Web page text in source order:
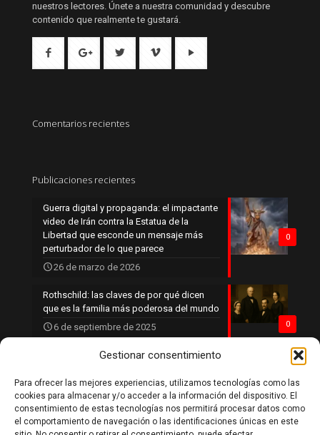
Gestionar consentimiento
Para ofrecer las mejores experiencias, utilizamos tecnologías como las
cookies para almacenar y/o acceder a la información del dispositivo. El
consentimiento de estas tecnologías nos permitirá procesar datos como
el comportamiento de navegación o las identificaciones únicas en este
nuestros lectores. Únete a nuestra comunidad y descubre
contenido que realmente te gustará.
Comentarios recientes
Publicaciones recientes
0
Guerra digital y propaganda: el impactante
video de Irán contra la Estatua de la
Libertad que esconde un mensaje más
perturbador de lo que parece
26 de marzo de 2026
0
Rothschild: las claves de por qué dicen
que es la familia más poderosa del mundo
6 de septiembre de 2025
Política de privacidad
Política de cookies
Aviso legal
Contacto